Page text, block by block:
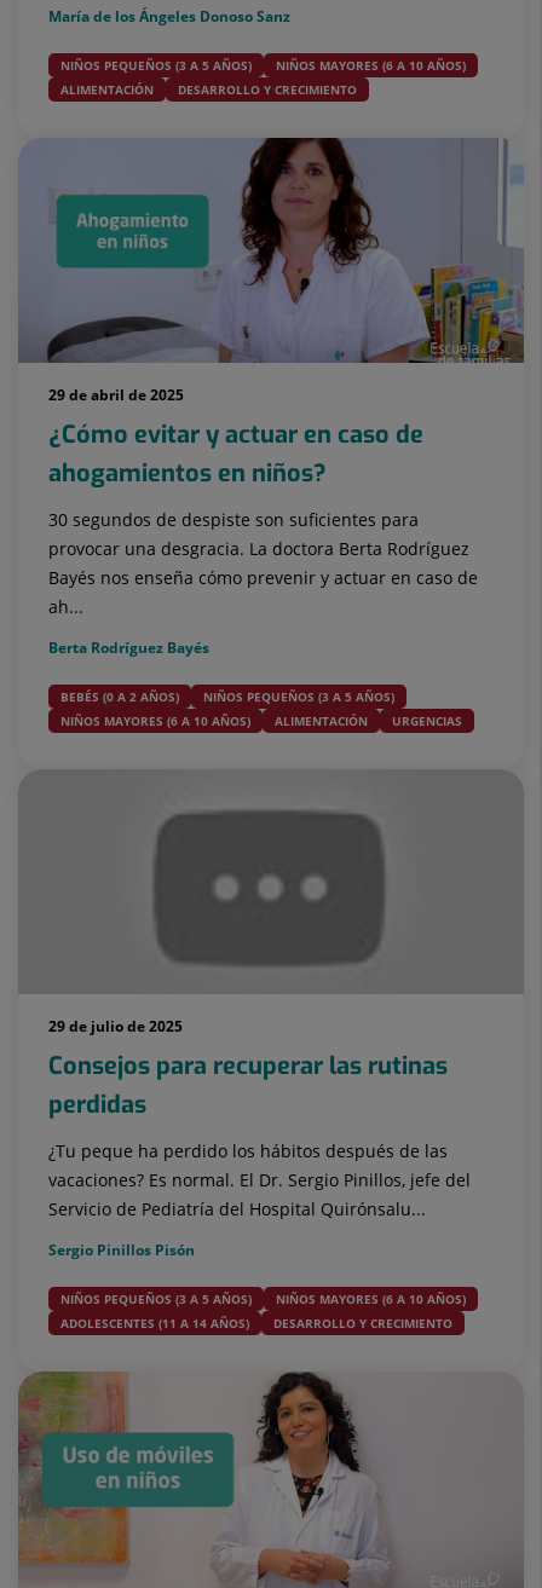
María de los Ángeles Donoso Sanz
NIÑOS PEQUEÑOS (3 A 5 AÑOS)
NIÑOS MAYORES (6 A 10 AÑOS)
ALIMENTACIÓN
DESARROLLO Y CRECIMIENTO
29 de abril de 2025
¿Cómo evitar y actuar en caso de
ahogamientos en niños?
30 segundos de despiste son suficientes para
provocar una desgracia. La doctora Berta Rodríguez
Bayés nos enseña cómo prevenir y actuar en caso de
ah...
Berta Rodríguez Bayés
BEBÉS (0 A 2 AÑOS)
NIÑOS PEQUEÑOS (3 A 5 AÑOS)
NIÑOS MAYORES (6 A 10 AÑOS)
ALIMENTACIÓN URGENCIAS
29 de julio de 2025
Consejos para recuperar las rutinas
perdidas
¿Tu peque ha perdido los hábitos después de las
vacaciones? Es normal. El Dr. Sergio Pinillos, jefe del
Servicio de Pediatría del Hospital Quirónsalu...
Sergio Pinillos Pisón
NIÑOS PEQUEÑOS (3 A 5 AÑOS)
NIÑOS MAYORES (6 A 10 AÑOS)
ADOLESCENTES (11 A 14 AÑOS)
DESARROLLO Y CRECIMIENTO